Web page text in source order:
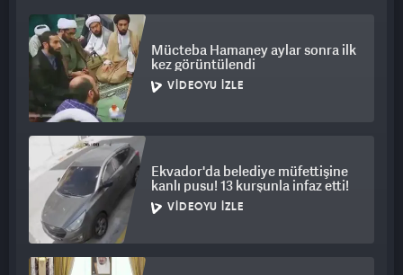
Mücteba Hamaney aylar sonra ilk
kez görüntülendi
VIDEOYU İZLE
Ekvador'da belediye müfettişine
kanlı pusu! 13 kurşunla infaz etti!
VIDEOYU İZLE